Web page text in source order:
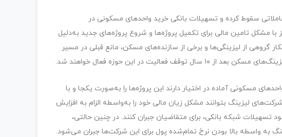
سقوط کرده و تسهیلات بانکی خرید واحدهای مسکونی در
با مشکل تامین مالی برای تکمیل پروژه‌ها و شروع پروژه‌های جدید به‌دلیل
گروهی از لیزینگی‌ها و برخی از سازنده‌های مسکن، مانع قبلی در مسیر
در این حوزه فعال خواهند شد.
مسکونی آماده در اختیار دارند این پروژه‌ها را به‌صورت یکجا و با
تا شرکت‌های لیزینگ بتوانند مشکل زیان مالی خود را به‌واسطه الزام به افزایش
تسهیلات شبکه بانکی، برای متقاضیان جبران کنند. در چنین حالتی،
به واسطه بالا بودن نرخ تمام‌شده پول برای این شرکت‌ها جبران می‌شود.